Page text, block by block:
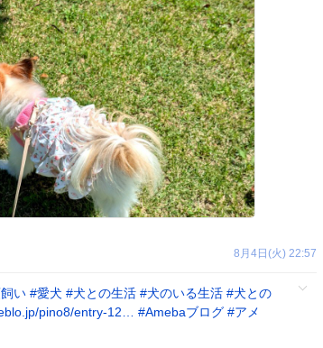
8月4日(火) 22:57
い #愛犬 #犬との生活 #犬のいる生活 #犬との
pino8/entry-12… #Amebaブログ #アメ